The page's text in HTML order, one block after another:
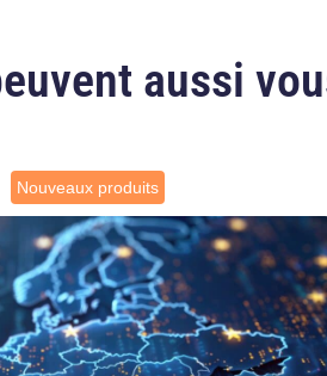
aussi
Nouveaux produits